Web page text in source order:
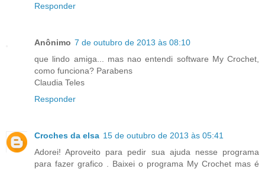
Responder
Anônimo 7 de outubro de 2013 às 08:10
que lindo amiga... mas nao entendi software My Crochet,
como funciona? Parabens
Claudia Teles
Responder
Croches da elsa 15 de outubro de 2013 às 05:41
Adorei! Aproveito para pedir sua ajuda nesse programa
para fazer grafico . Baixei o programa My Crochet mas é